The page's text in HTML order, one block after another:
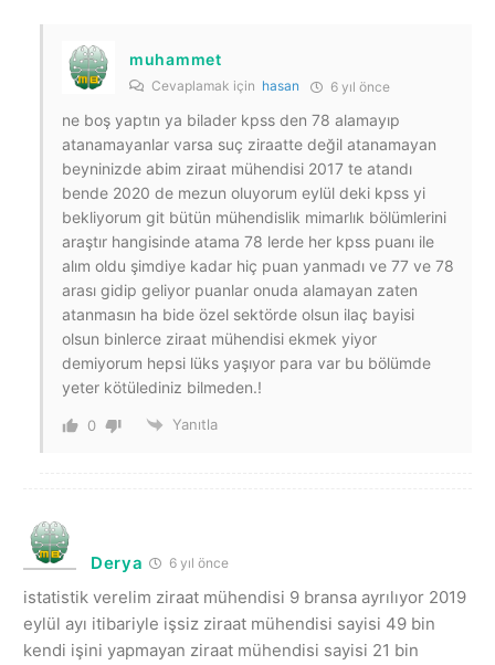
muhammet
Cevaplamak için hasan 6 yıl önce
ne boş yaptın ya bilader kpss den 78 alamayıp
atanamayanlar varsa suç ziraatte değil atanamayan
beyninizde abim ziraat mühendisi 2017 te atandı
bende 2020 de mezun oluyorum eylül deki kpss yi
bekliyorum git bütün mühendislik mimarlık bölümlerini
araştır hangisinde atama 78 lerde her kpss puanı ile
alım oldu şimdiye kadar hiç puan yanmadı ve 77 ve 78
arası gidip geliyor puanlar onuda alamayan zaten
atanmasın ha bide özel sektörde olsun ilaç bayisi
olsun binlerce ziraat mühendisi ekmek yiyor
demiyorum hepsi lüks yaşıyor para var bu bölümde
yeter kötülediniz bilmeden.!
0 Yanıtla
Derya 6 yıl önce
istatistik verelim ziraat mühendisi 9 bransa ayrılıyor 2019
eylül ayı itibariyle işsiz ziraat mühendisi sayisi 49 bin
kendi işini yapmayan ziraat mühendisi sayisi 21 bin